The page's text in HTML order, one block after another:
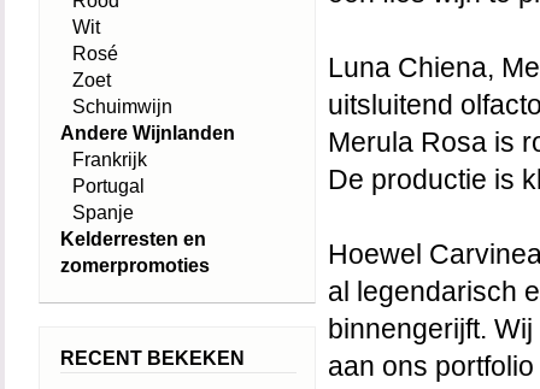
Luna Chiena,
uitsluitend
Merula Rosa is
De productie is
Hoewel
al legendarisch
binnengerijft.
aan ons
Wit
Rosé
Zoet
Schuimwijn
Andere Wijnlanden
Frankrijk
Portugal
Spanje
Kelderresten en
zomerpromoties
RECENT BEKEKEN